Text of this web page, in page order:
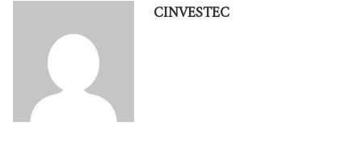
CINVESTEC